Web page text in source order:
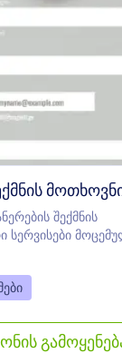
შექმნის